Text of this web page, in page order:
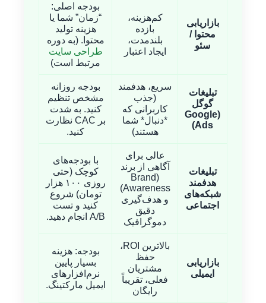
بازاریابی
محتوا /
سئو
کم‌هزینه،
بازده
بلندمدت،
ایجاد اعتبار
بودجه اصلی:
“زمان” شما یا
هزینه تولید
محتوا. (به دوره
طراحی سایت
مرتبط است)
تبلیغات
گوگل
(Google
Ads)
سریع، هدفمند
(جذب
کاربرانی که
*دنبال* شما
هستند)
بودجه روزانه
مشخص تنظیم
کنید. به شدت
بر CAC نظارت
کنید.
تبلیغات
هدفمند
شبکه‌های
اجتماعی
عالی برای
آگاهی از برند
(Brand
Awareness)
و هدف‌گیری
دقیق
دموگرافیک
با بودجه‌های
کوچک (حتی
روزی ۱۰۰ هزار
تومان) شروع
کنید و تست
A/B انجام دهید.
بازاریابی
ایمیلی
بالاترین ROI،
حفظ
مشتریان
فعلی، تقریباً
رایگان
بودجه: هزینه
بسیار پایین
نرم‌افزارهای
ایمیل مارکتینگ.